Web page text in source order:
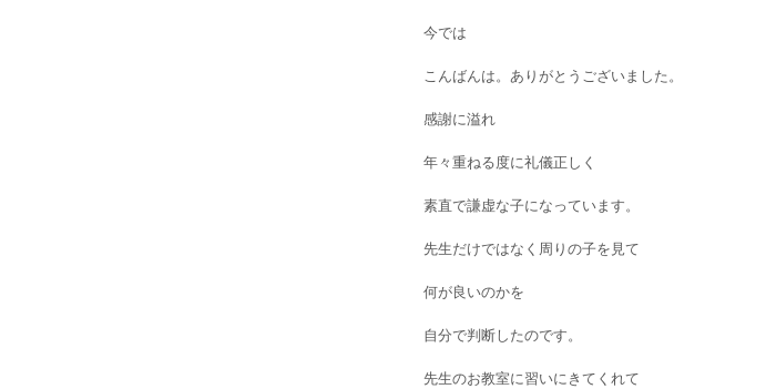
今では
こんばんは。ありがとうございました。
感謝に溢れ
年々重ねる度に礼儀正しく
素直で謙虚な子になっています。
先生だけではなく周りの子を見て
何が良いのかを
自分で判断したのです。
先生のお教室に習いにきてくれて